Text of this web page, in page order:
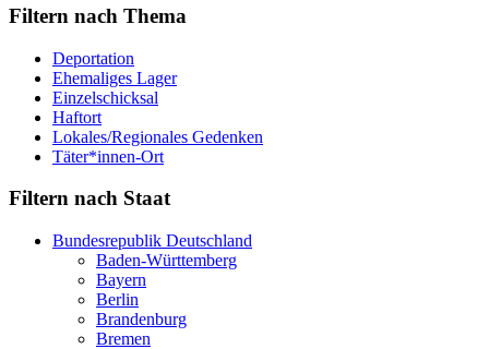
Filtern nach Thema
Deportation
Ehemaliges Lager
Einzelschicksal
Haftort
Lokales/Regionales Gedenken
Täter*innen-Ort
Filtern nach Staat
Bundesrepublik Deutschland
Baden-Württemberg
Bayern
Berlin
Brandenburg
Bremen